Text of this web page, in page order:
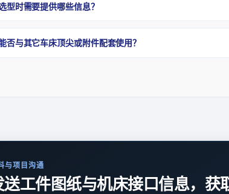
型时需要提供哪些信息？
否与其它车床顶尖或附件配套使用？
与项目沟通
送工件图纸与机床接口信息，获